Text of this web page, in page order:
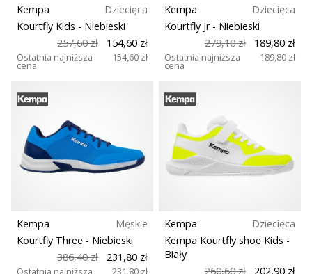
Kempa
Dziecięca
Kourtfly Kids - Niebieski
257,60 zł
154,60 zł
Ostatnia najniższa
cena
154,60 zł
Kempa
Dziecięca
Kourtfly Jr - Niebieski
279,10 zł
189,80 zł
Ostatnia najniższa
cena
189,80 zł
Kempa
Męskie
Kourtfly Three - Niebieski
386,40 zł
231,80 zł
Ostatnia najniższa 231,80 zł
Kempa
Dziecięca
Kempa Kourtfly shoe Kids -
Biały
260,60 zł
202,90 zł